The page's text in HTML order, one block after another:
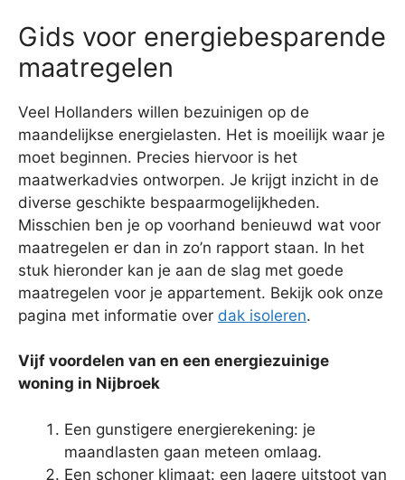
Gids voor energiebesparende
maatregelen
Veel Hollanders willen bezuinigen op de
maandelijkse energielasten. Het is moeilijk waar je
moet beginnen. Precies hiervoor is het
maatwerkadvies ontworpen. Je krijgt inzicht in de
diverse geschikte bespaarmogelijkheden.
Misschien ben je op voorhand benieuwd wat voor
maatregelen er dan in zo’n rapport staan. In het
stuk hieronder kan je aan de slag met goede
maatregelen voor je appartement. Bekijk ook onze
pagina met informatie over dak isoleren.
Vijf voordelen van en een energiezuinige
woning in Nijbroek
Een gunstigere energierekening: je
maandlasten gaan meteen omlaag.
Een schoner klimaat: een lagere uitstoot van